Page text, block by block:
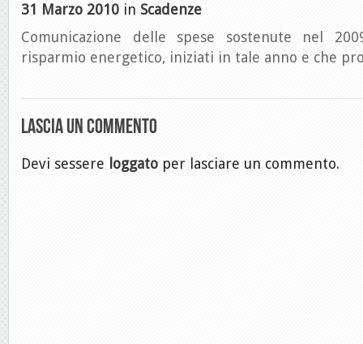
31 Marzo 2010 in Scadenze
Comunicazione delle spese sostenute nel
risparmio energetico, iniziati in tale anno e che
Lascia un commento
Devi sessere loggato per lasciare un commento.